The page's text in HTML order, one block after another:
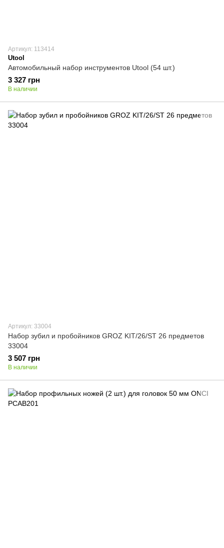
Артикул: 113414
Utool
Автомобильный набор инструментов Utool (54 шт.)
3 327 грн
В наличии
Артикул: 33004
Набор зубил и пробойников GROZ KIT/26/ST 26 предметов
33004
3 507 грн
В наличии